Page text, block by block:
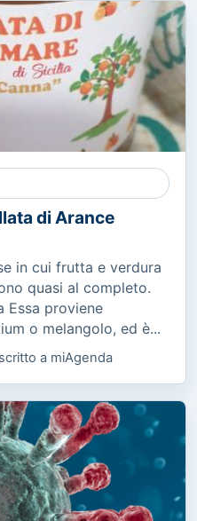
di Arance
in cui frutta e verdura
quasi al completo.
Essa proviene
o melangolo, ed è...
a miAgenda